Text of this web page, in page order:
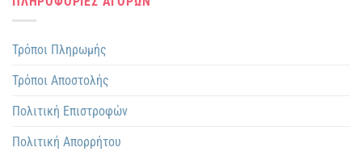
Τρόποι Πληρωμής
Τρόποι Αποστολής
Πολιτική Επιστροφών
Πολιτική Απορρήτου